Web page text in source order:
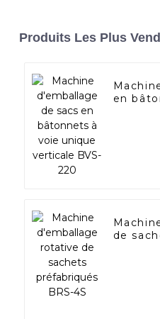
Produits Les Plus
en
de